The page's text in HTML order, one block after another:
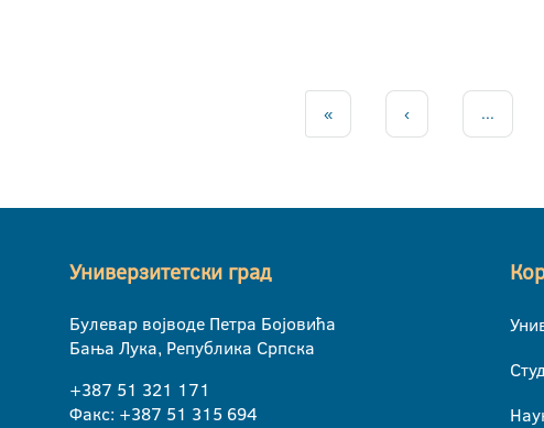
« ‹ ...
Универзитетски град
Булевар војводе Петра Бојовића
Бања Лука, Република Српска
+387 51 321 171
Факс: +387 51 315 694